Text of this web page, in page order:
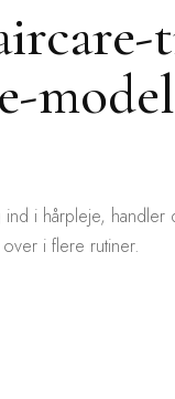
i hårpleje, handler
i flere rutiner.